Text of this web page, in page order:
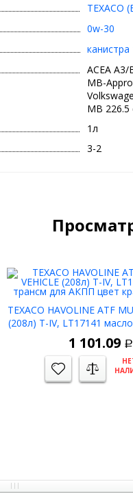
TEXACO
0w-30
канистра
ACEA
MB-
MB 226.5
1л
3-2
TEXACO HAVOLINE ATF
(208л) T-IV, LT17141
АКПП цвет красный
1 101.09 Р